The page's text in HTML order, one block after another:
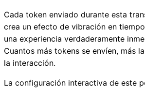
Cada token enviado durante esta
crea un efecto de vibración en
una experiencia verdaderamente
Cuantos más tokens se envíen, más
la interacción.
La configuración interactiva de este